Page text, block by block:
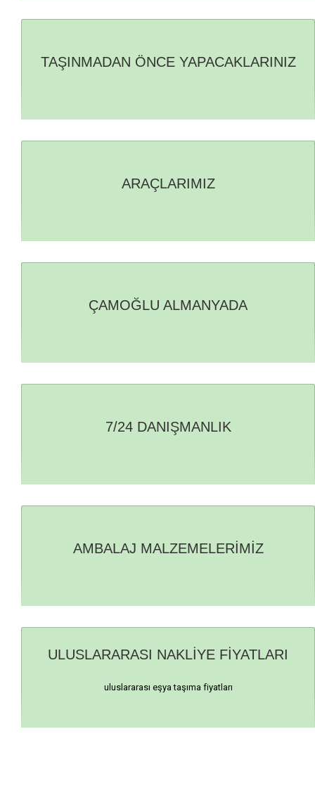
TAŞINMADAN ÖNCE YAPACAKLARINIZ
ARAÇLARIMIZ
ÇAMOĞLU ALMANYADA
7/24 DANIŞMANLIK
AMBALAJ MALZEMELERİMİZ
ULUSLARARASI NAKLİYE FİYATLARI
uluslararası eşya taşıma fiyatları